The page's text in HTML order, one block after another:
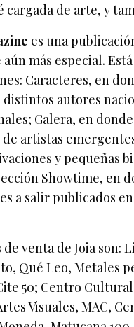
cargada de arte, y
es una
aún más especial.
Caracteres, en
distintos autores
Galera, en
artistas
y pequeñas
Showtime, en
a salir publicados
venta de Joia son:
Qué Leo, Metales
50; Centro Cultural
Visuales, MAC,